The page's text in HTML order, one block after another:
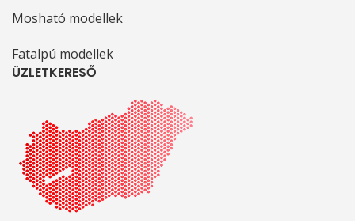
Mosható modellek
Fatalpú modellek
ÜZLETKERESŐ